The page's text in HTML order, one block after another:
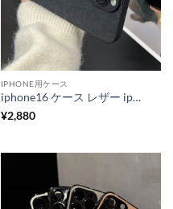
IPHONE用ケース
iphone16 ケース レザー iphone16pro/15pro ケース おすすめ メンズ ビジネス 携帯 ケース レンズ カバー 付き iphone15/14/13 ケース スマホ ケース 高級 R332
¥2,880